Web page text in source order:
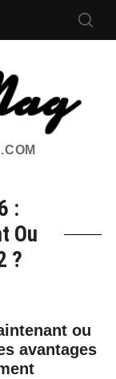
:
Ou
?
ou
avantages